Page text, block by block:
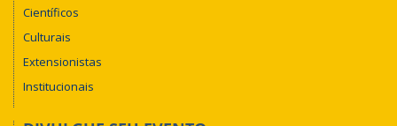
Científicos
Culturais
Extensionistas
Institucionais